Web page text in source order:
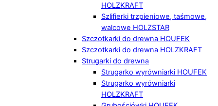
HOLZKRAFT
Szlifierki trzpieniowe, taśmowe,
walcowe HOLZSTAR
Szczotkarki do drewna HOUFEK
Szczotkarki do drewna HOLZKRAFT
Strugarki do drewna
Strugarko wyrówniarki HOUFEK
Strugarko wyrówniarki
HOLZKRAFT